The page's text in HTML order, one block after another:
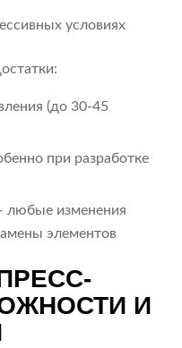
условиях
(до 30-45
при разработке
любые изменения
элементов
И